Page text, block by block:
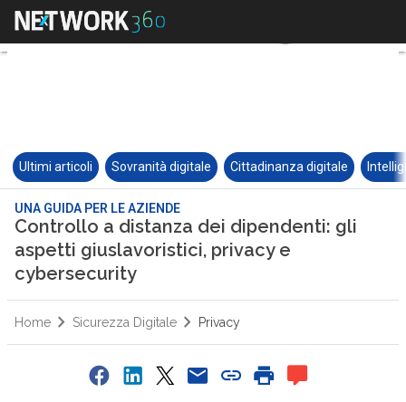
Ultimi articoli Sovranità digitale Cittadinanza digitale
UNA GUIDA PER LE AZIENDE
Controllo a distanza dei dipendenti: gli
aspetti giuslavoristici, privacy e
cybersecurity
Home Sicurezza Digitale Privacy